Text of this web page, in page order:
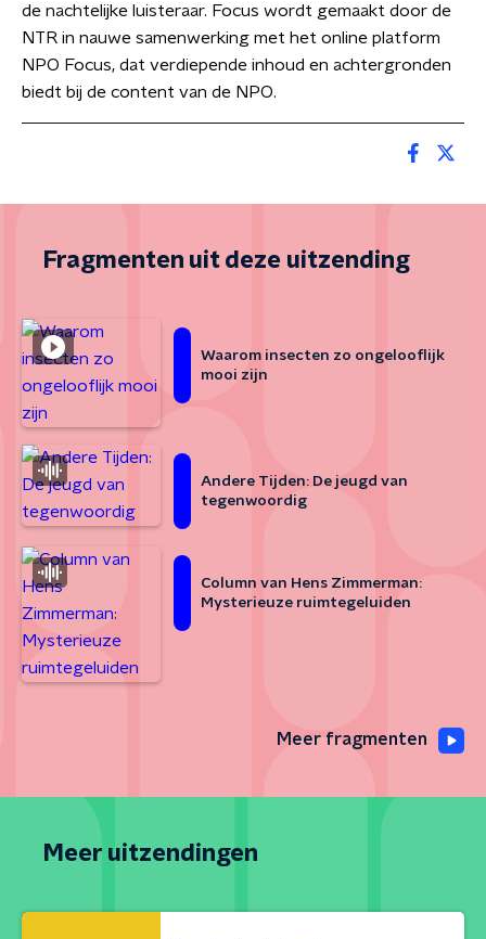
de nachtelijke luisteraar. Focus wordt gemaakt door de
NTR in nauwe samenwerking met het online platform
NPO Focus, dat verdiepende inhoud en achtergronden
biedt bij de content van de NPO.
Fragmenten uit deze uitzending
Waarom insecten zo ongelooflijk
mooi zijn
Andere Tijden: De jeugd van
tegenwoordig
Column van Hens Zimmerman:
Mysterieuze ruimtegeluiden
Meer fragmenten
Meer uitzendingen